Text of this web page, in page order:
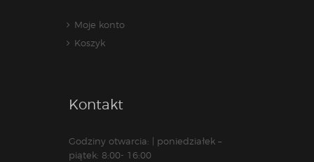
Moje konto
Koszyk
Kontakt
Godziny otwarcia: | poniedziałek –
piątek: 8:00- 16:00